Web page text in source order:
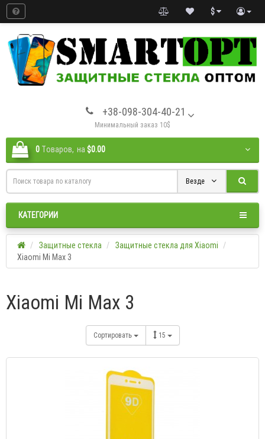
$
+38-098-304-40-21
Минимальный заказ 10$
0 Tоваров, на $0.00
Везде
КАТЕГОРИИ
Защитные стекла
Защитные стекла для Xiaomi
Xiaomi Mi Max 3
Xiaomi Mi Max 3
Сортировать 15